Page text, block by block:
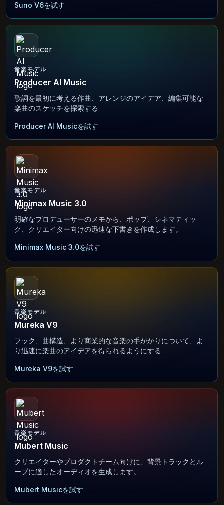
Suno V6を試す
音楽モデル
Producer AI Music
歌詞を最初に考える作曲、アレンジのアイデア、編集可能な
楽曲のスケッチを探索する
Producer AI Musicを試す
音楽モデル
Minimax Music 3.0
明確なプロデューサーのメモから、ポップ、シネマティッ
ク、クリエイター向けの迅速な下書きを作成します。
Minimax Music 3.0を試す
音楽モデル
Mureka V9
フック、曲構造、より商業的な音楽の手がかりについて、よ
り迅速に楽曲のアイデアを得られるようにする
Mureka V9を試す
音楽モデル
Mubert Music
クリエイターやプロダクトチーム向けに、背景トラックとル
ープに適したオーディオを生成します。
Mubert Musicを試す